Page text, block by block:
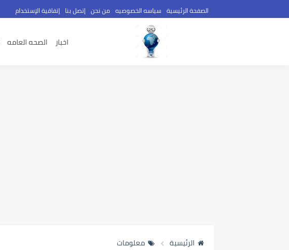
الصفحة الرئيسية سياسه الخصوصيه من نحن إتصل بنا إتفاقية الإستخدام
اخبار الصحه العامه
الرئيسية معلومات